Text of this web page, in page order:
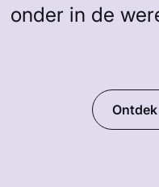
onder in de